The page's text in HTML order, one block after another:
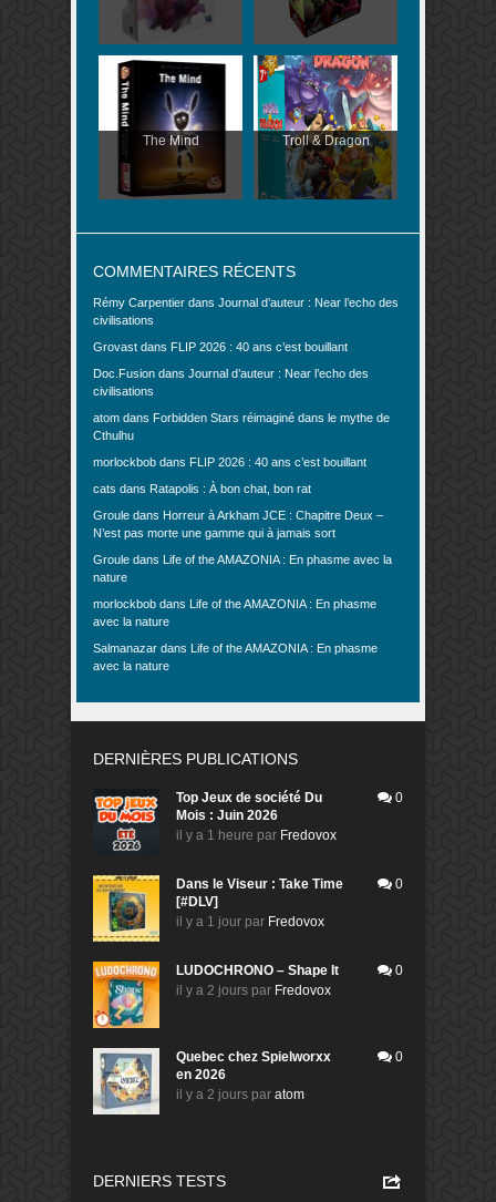
The Mind Troll & Dragon
COMMENTAIRES RÉCENTS
Rémy Carpentier dans Journal d’auteur : Near l’echo des
civilisations
Grovast dans FLIP 2026 : 40 ans c’est bouillant
Doc.Fusion dans Journal d’auteur : Near l’echo des
civilisations
atom dans Forbidden Stars réimaginé dans le mythe de
Cthulhu
morlockbob dans FLIP 2026 : 40 ans c’est bouillant
cats dans Ratapolis : À bon chat, bon rat
Groule dans Horreur à Arkham JCE : Chapitre Deux –
N’est pas morte une gamme qui à jamais sort
Groule dans Life of the AMAZONIA : En phasme avec la
nature
morlockbob dans Life of the AMAZONIA : En phasme
avec la nature
Salmanazar dans Life of the AMAZONIA : En phasme
avec la nature
DERNIÈRES PUBLICATIONS
Top Jeux de société Du
Mois : Juin 2026
il y a 1 heure par Fredovox
0
Dans le Viseur : Take Time
[#DLV]
il y a 1 jour par Fredovox
0
LUDOCHRONO – Shape It
il y a 2 jours par Fredovox
0
Quebec chez Spielworxx
en 2026
il y a 2 jours par atom
0
DERNIERS TESTS